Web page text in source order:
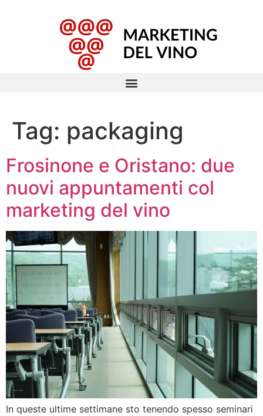
Tag: packaging
Frosinone e Oristano: due
nuovi appuntamenti col
marketing del vino
In queste ultime settimane sto tenendo spesso seminari